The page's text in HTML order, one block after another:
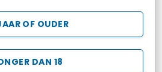
DAN 18
OF OUDER